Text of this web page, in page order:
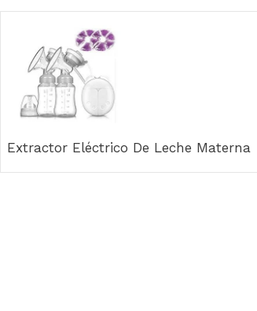
Extractor Eléctrico De Leche Materna